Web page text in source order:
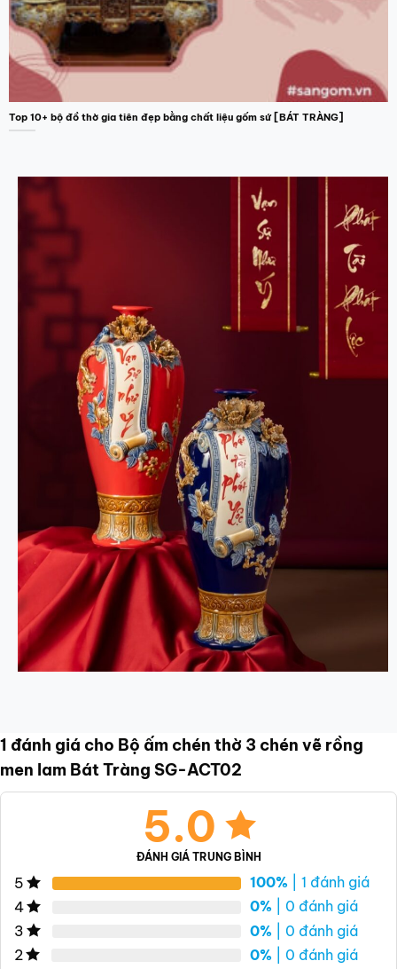
Top 10+ bộ đồ thờ gia tiên đẹp bằng chất liệu gốm sứ [BÁT TRÀNG]
1 đánh giá cho Bộ ấm chén thờ 3 chén vẽ rồng
men lam Bát Tràng SG-ACT02
5.0
ĐÁNH GIÁ TRUNG BÌNH
5 100% | 1 đánh giá
4
0% | 0 đánh giá
3
0% | 0 đánh giá
2
0% | 0 đánh giá